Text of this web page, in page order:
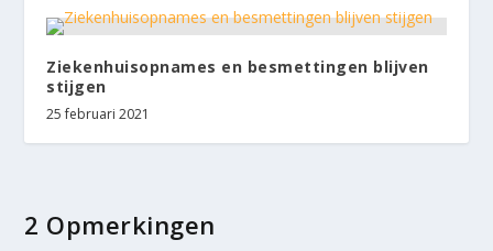
Ziekenhuisopnames en besmettingen blijven
stijgen
25 februari 2021
2 Opmerkingen